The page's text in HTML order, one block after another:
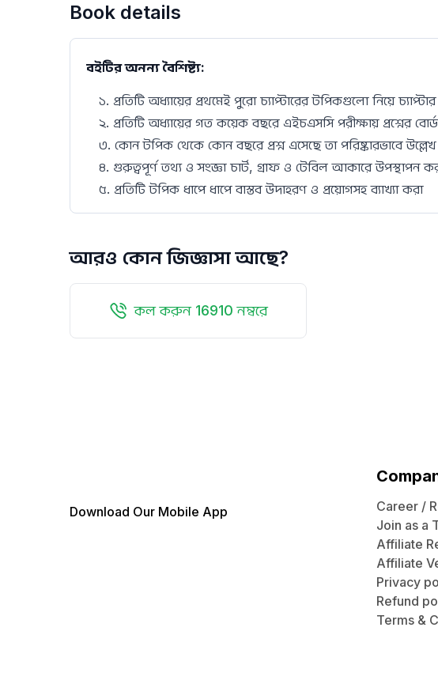
Book details
বইটির অনন্য বৈশিষ্ট্য:
১. প্রতিটি অধ্যায়ের প্রথমেই পুরো চ্যাপ্টারের টপিকগুলো নিয়ে চ্যাপ্টার
২. প্রতিটি অধ্যায়ের গত কয়েক বছরে এইচএসসি পরীক্ষায় প্রশ্নের
৩. কোন টপিক থেকে কোন বছরে প্রশ্ন এসেছে তা পরিষ্কারভাবে
৪. গুরুত্বপূর্ণ তথ্য ও সংজ্ঞা চার্ট, গ্রাফ ও টেবিল আকারে উপস্থাপন
৫. প্রতিটি টপিক ধাপে ধাপে বাস্তব উদাহরণ ও প্রয়োগসহ ব্যাখ্যা করা
আরও কোন জিজ্ঞাসা আছে?
কল করুন 16910 নম্বরে
Download Our Mobile App
Career /
Join as a
Affiliate
Affiliate
Privacy
Refund
Terms &